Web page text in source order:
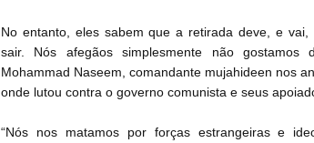
No entanto, eles sabem que a retirada deve, e
sair. Nós afegãos simplesmente não gostamos
Mohammad Naseem, comandante mujahideen nos
onde lutou contra o governo comunista e seus
“Nós nos matamos por forças estrangeiras e